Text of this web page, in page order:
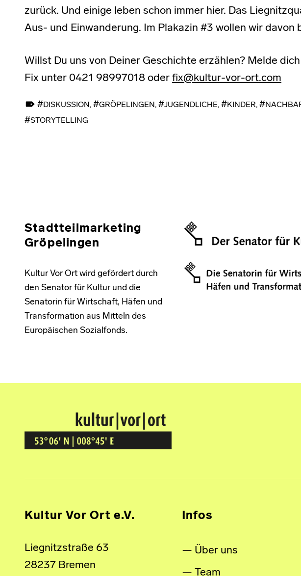
zurück. Und einige leben schon immer hier. Das
Aus- und Einwanderung. Im Plakazin #3 wollen wir davon
Willst Du uns von Deiner Geschichte erzählen? Melde
Fix unter 0421 98997018 oder fix@kultur-vor-ort.com
DISKUSSION, GRÖPELINGEN, JUGENDLICHE, KINDER,
STORYTELLING
Stadtteilmarketing
Gröpelingen
Kultur Vor Ort wird gefördert durch
den Senator für Kultur und die
Senatorin für Wirtschaft, Häfen und
Transformation aus Mitteln des
Europäischen Sozialfonds.
Kultur Vor Ort
BREMEN GRÖPELINGEN
Kultur Vor Ort e.V.
Liegnitzstraße 63
28237 Bremen
Infos
Über uns
Team